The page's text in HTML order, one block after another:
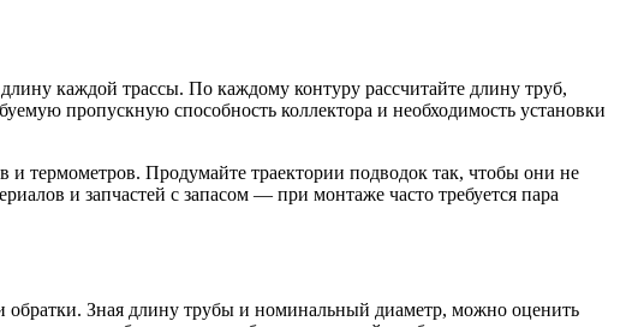
каждой трассы. По каждому контуру рассчитайте длину труб,
пропускную способность коллектора и необходимость установки
термометров. Продумайте траектории подводок так, чтобы они не
и запчастей с запасом — при монтаже часто требуется пара
обратки. Зная длину трубы и номинальный диаметр, можно оценить